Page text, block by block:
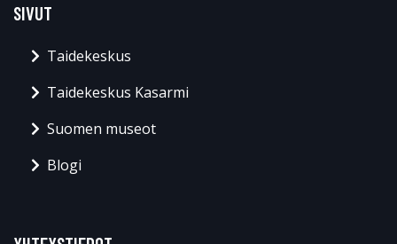
SIVUT
Taidekeskus
Taidekeskus Kasarmi
Suomen museot
Blogi